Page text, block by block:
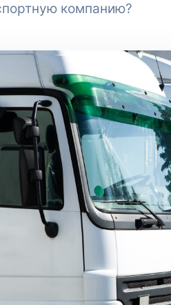
компанию?